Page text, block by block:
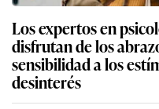
Los expertos en
disfrutan de los
sensibilidad a los
desinterés